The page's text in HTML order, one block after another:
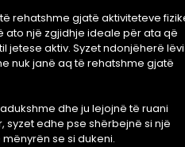
rehatshme gjatë aktiviteteve
ato një zgjidhje ideale për ata që
jetese aktiv. Syzet ndonjëherë
nuk janë aq të rehatshme gjatë
dhe ju lejojnë të ruani
syzet edhe pse shërbejnë si një
se si dukeni.